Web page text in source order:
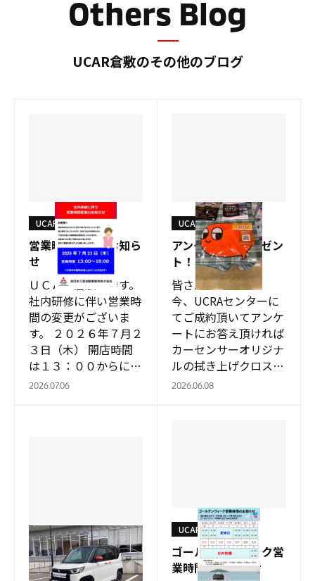
Others Blog
UCAR倉敷のその他のブログ
営業時間変更のお知ら
せ
UCAR倉敷
ＵＣＡＲ倉敷 です。
社内研修に伴い営業時
間の変更がございま
す。 ２０２６年７月２
３日（木） 開店時間
は１３：００からにな
ります。 POP
2026.07.06
アンケートでプレゼン
ト！
UCAR倉敷
皆さんこんにちは
今、UCRAセンターに
てご成約頂いてアンケ
ートにお答え頂ければ
カーセンサーオリジナ
ルの拭き上げクロスを
プレゼント致します。
2026.06.08
こだわりのカスタム車
UCAR倉敷
ゴールデンウィーク営
業時間のお知らせ
UCAR倉敷